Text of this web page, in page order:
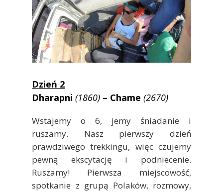
Dzień 2
Dharapni (1860) – Chame (2670)
Wstajemy o 6, jemy śniadanie i
ruszamy. Nasz pierwszy dzień
prawdziwego trekkingu, więc czujemy
pewną ekscytację i podniecenie.
Ruszamy! Pierwsza miejscowość,
spotkanie z grupą Polaków, rozmowy,